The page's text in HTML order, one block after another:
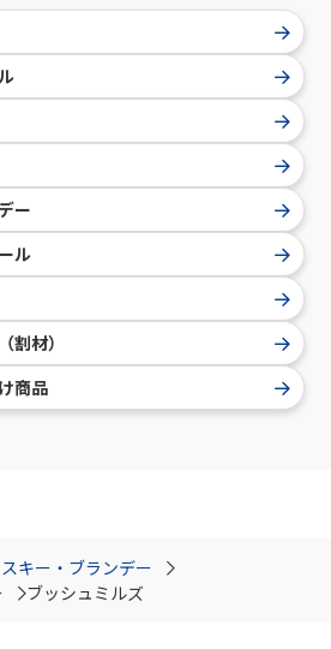
キー・ブランデー
ブッシュミルズ
ー
ル
割材）
商品